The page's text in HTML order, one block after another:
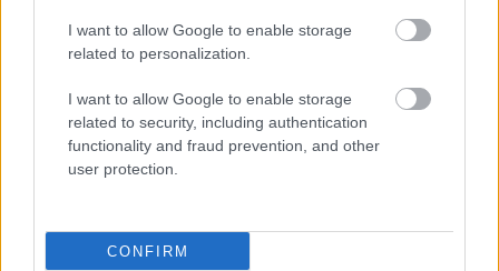
I want to allow Google to enable storage
related to personalization.
I want to allow Google to enable storage
related to security, including authentication
functionality and fraud prevention, and other
user protection.
CONFIRM
Asseco Resovia| Developres Rzeszów |ITA TOOLS Stal Mielec
Cellfast Wilki Krosno| Texom Stal Rzeszów|Stal Mielec
Motor Lublin|Stal Rzeszów| Stal Stalowa Wola|Wisła Kraków
Resovia|Wieczysta Kraków